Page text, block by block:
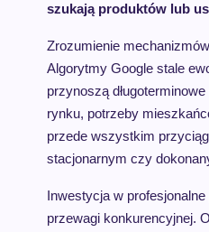
szukają produktów lub
Zrozumienie
Algorytmy Google stale
przynoszą
rynku, potrzeby
przede wszystkim
stacjonarnym czy
Inwestycja w
przewagi konkurencyjnej.